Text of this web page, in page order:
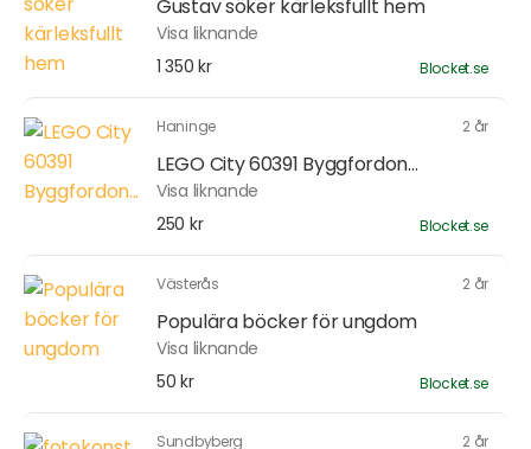
Gustav söker kärleksfullt hem
Visa liknande
1 350 kr
Blocket.se
Haninge 2 år
LEGO City 60391 Byggfordon...
Visa liknande
250 kr
Blocket.se
Västerås 2 år
Populära böcker för ungdom
Visa liknande
50 kr
Blocket.se
Sundbyberg 2 år